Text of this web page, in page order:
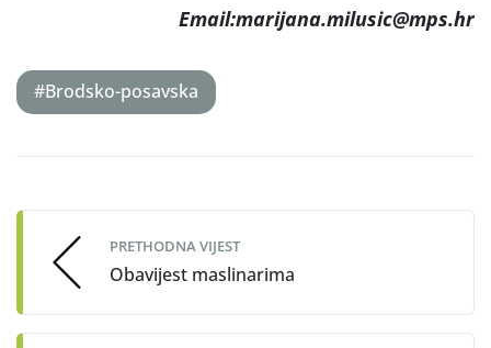
Email:marijana.milusic@mps.hr
#Brodsko-posavska
navigation
PRETHODNA VIJEST
Obavijest maslinarima